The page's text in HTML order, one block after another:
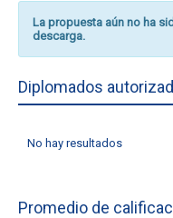
La propuesta aún no ha
descarga.
Diplomados
No hay resultados
Promedio de